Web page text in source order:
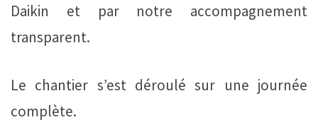
Daikin et par notre accompagnement
transparent.
Le chantier s’est déroulé sur une journée
complète.